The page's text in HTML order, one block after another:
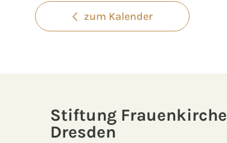
zum Kalender
Stiftung Frauenkirche
Dresden